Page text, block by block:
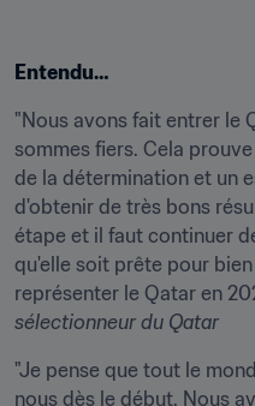
Entendu…
"Nous avons fait entrer le
sommes fiers. Cela
de la détermination et un
d'obtenir de très bons
étape et il faut continuer
qu'elle soit prête pour
représenter le Qatar en
sélectionneur du Qatar
"Je pense que tout le
nous dès le début. Nous